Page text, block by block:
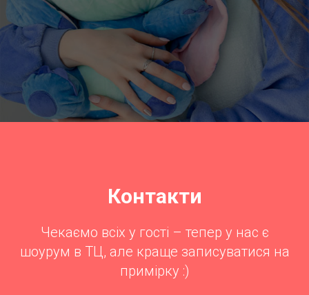
Контакти
Чекаємо всіх у гості – тепер у нас є
шоурум в ТЦ, але краще записуватися на
примірку :)